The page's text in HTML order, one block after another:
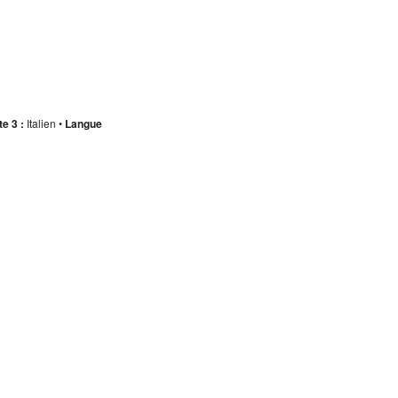
3 : Italien • Langue